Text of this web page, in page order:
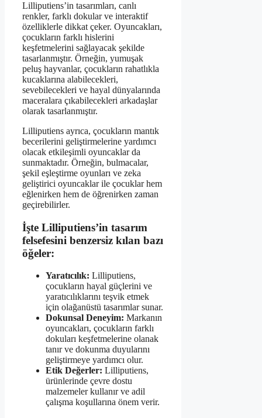
Lilliputiens’in tasarımları, canlı
renkler, farklı dokular ve interaktif
özelliklerle dikkat çeker. Oyuncakları,
çocukların farklı hislerini
keşfetmelerini sağlayacak şekilde
tasarlanmıştır. Örneğin, yumuşak
peluş hayvanlar, çocukların rahatlıkla
kucaklarına alabilecekleri,
sevebilecekleri ve hayal dünyalarında
maceralara çıkabilecekleri arkadaşlar
olarak tasarlanmıştır.
Lilliputiens ayrıca, çocukların mantık
becerilerini geliştirmelerine yardımcı
olacak etkileşimli oyuncaklar da
sunmaktadır. Örneğin, bulmacalar,
şekil eşleştirme oyunları ve zeka
geliştirici oyuncaklar ile çocuklar hem
eğlenirken hem de öğrenirken zaman
geçirebilirler.
İşte Lilliputiens’in tasarım
felsefesini benzersiz kılan bazı
öğeler:
Yaratıcılık: Lilliputiens,
çocukların hayal güçlerini ve
yaratıcılıklarını teşvik etmek
için olağanüstü tasarımlar sunar.
Dokunsal Deneyim: Markanın
oyuncakları, çocukların farklı
dokuları keşfetmelerine olanak
tanır ve dokunma duyularını
geliştirmeye yardımcı olur.
Etik Değerler: Lilliputiens,
ürünlerinde çevre dostu
malzemeler kullanır ve adil
çalışma koşullarına önem verir.